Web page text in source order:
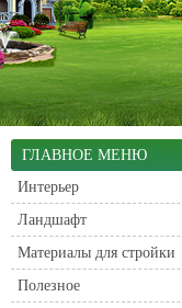
ГЛАВНОЕ МЕНЮ
Интерьер
Ландшафт
Материалы для стройки
Полезное